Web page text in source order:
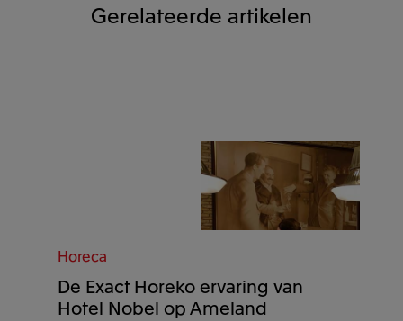
Gerelateerde artikelen
Horeca
De Exact Horeko ervaring van
Hotel Nobel op Ameland